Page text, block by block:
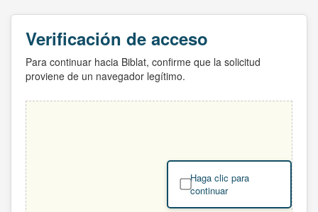
Verificación de acceso
Para continuar hacia Biblat, confirme que la solicitud
proviene de un navegador legítimo.
Haga clic para
continuar